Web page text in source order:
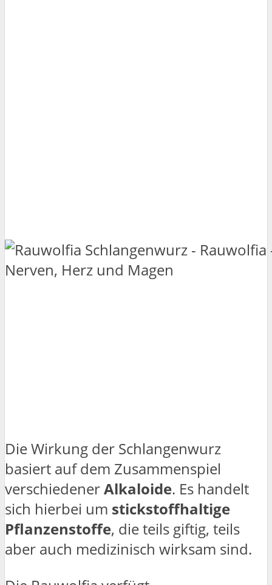
Die Wirkung der Schlangenwurz
basiert auf dem Zusammenspiel
verschiedenerAlkaloide. Es handelt
sich hierbei um stickstoffhaltige
Pflanzenstoffe, die teils giftig, teils
aber auch medizinisch wirksam sind.